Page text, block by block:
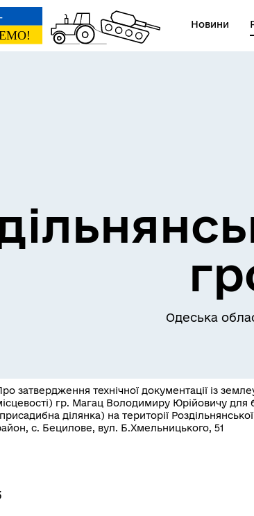
Новини
Одеська
затвердження технічної документації із
гр. Магац Володимиру Юрійовичу для
ділянка) на території
с. Бецилове, вул. Б.Хмельницького, 51